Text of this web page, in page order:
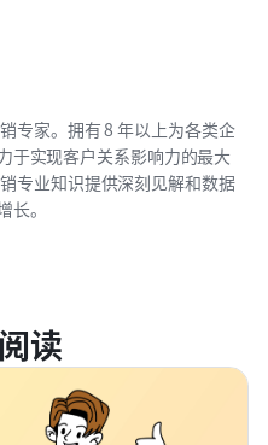
专家。拥有 8 年以上为各类企
于实现客户关系影响力的最大
专业知识提供深刻见解和数据
。
读